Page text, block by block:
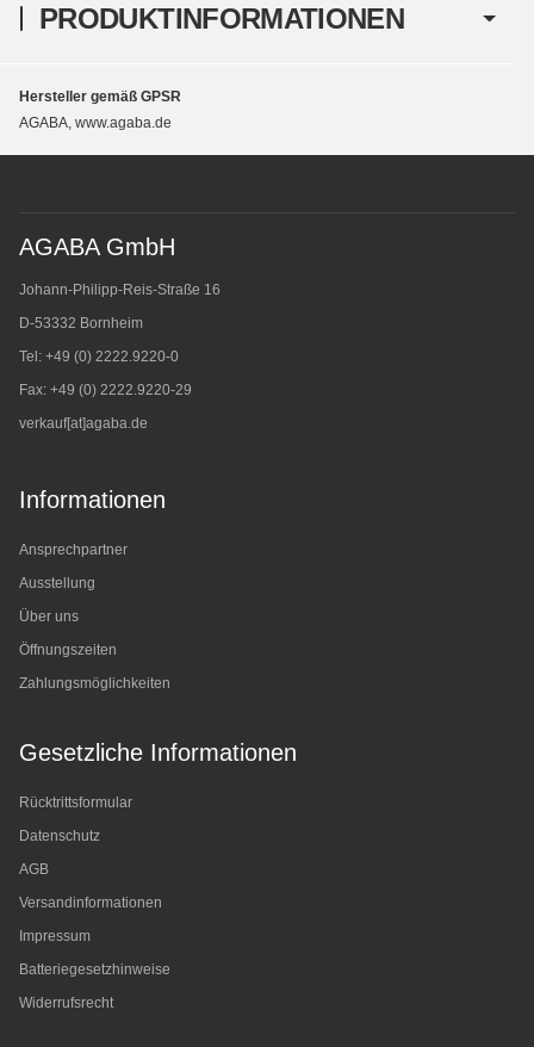
PRODUKTINFORMATIONEN
Hersteller gemäß GPSR
AGABA, www.agaba.de
AGABA GmbH
Johann-Philipp-Reis-Straße 16
D-53332 Bornheim
Tel: +49 (0) 2222.9220-0
Fax: +49 (0) 2222.9220-29
verkauf[at]agaba.de
Informationen
Ansprechpartner
Ausstellung
Über uns
Öffnungszeiten
Zahlungsmöglichkeiten
Gesetzliche Informationen
Rücktrittsformular
Datenschutz
AGB
Versandinformationen
Impressum
Batteriegesetzhinweise
Widerrufsrecht